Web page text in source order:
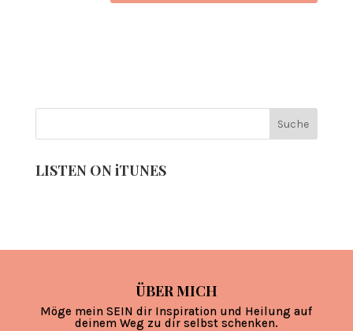
LISTEN ON iTUNES
ÜBER MICH
Möge mein SEIN dir Inspiration und Heilung auf
deinem Weg zu dir selbst schenken.